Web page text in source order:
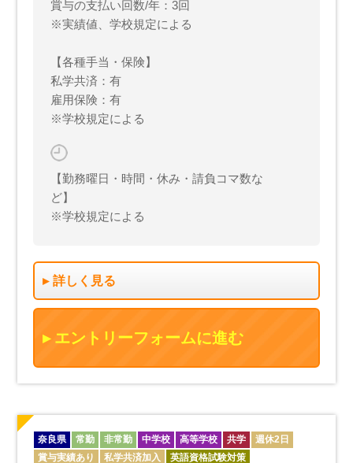
賞与の支払い回数/年：3回
※実績値、学校規定による
【各種手当・保険】
私学共済：有
雇用保険：有
※学校規定による
【勤務曜日・時間・休み・請負コマ数な
ど】
※学校規定による
詳しく見る
エントリーフォームに進む
奈良県 常勤 非常勤 中学校 高等学校 共学
週休2日
賞与実績あり
私学共済加入
英語資格試験対策